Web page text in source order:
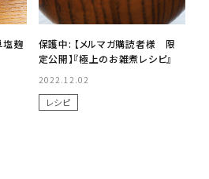
塩麹
保護中: 【メルマガ購読者様 限
定公開】『極上のお雑煮レシピ』
2022.12.02
レシピ